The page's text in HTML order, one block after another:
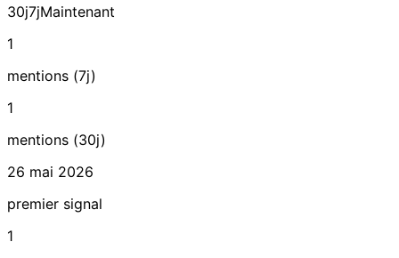
30j7jMaintenant
1
mentions (7j)
1
mentions (30j)
26 mai 2026
premier signal
1